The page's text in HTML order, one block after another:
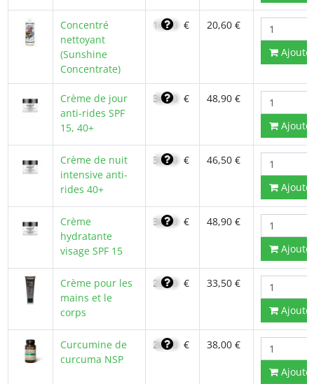
Concentré
nettoyant
(Sunshine
Concentrate)
14,70 € 20,60 €
Crème de jour
anti-rides SPF
15, 40+
34,00 € 48,90 €
Crème de nuit
intensive anti-
rides 40+
33,00 € 46,50 €
Crème
hydratante
visage SPF 15
34,00 € 48,90 €
Crème pour les
mains et le
corps
23,90 € 33,50 €
Curcumine de
curcuma NSP
26,90 € 38,00 €